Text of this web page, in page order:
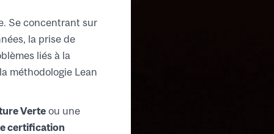
Se concentrant sur
la prise de
liés à la
méthodologie Lean
Verte ou une
certification